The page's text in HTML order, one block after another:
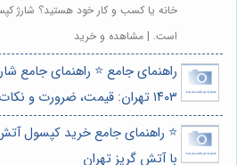
خانه یا کسب و کار خود هستید؟ شارژ
است. | مشاهده و خرید
راهنمای جامع ⭐️ راهنمای جامع
۱۴۰۳ تهران: قیمت، ضرورت و نکات کلیدی 🚒
⭐️ راهنمای جامع خرید کپسول
با آتش گریز تهران